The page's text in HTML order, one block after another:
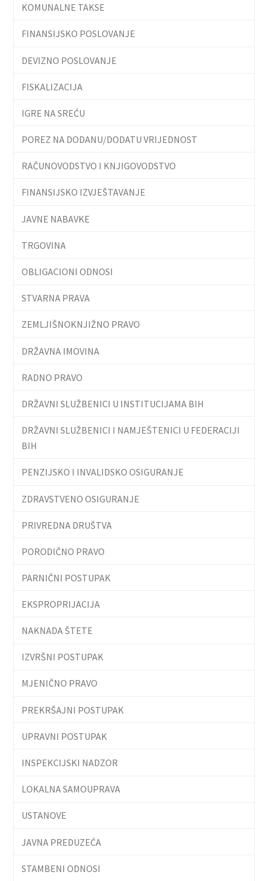
KOMUNALNE TAKSE
FINANSIJSKO POSLOVANJE
DEVIZNO POSLOVANJE
FISKALIZACIJA
IGRE NA SREĆU
POREZ NA DODANU/DODATU VRIJEDNOST
RAČUNOVODSTVO I KNJIGOVODSTVO
FINANSIJSKO IZVJEŠTAVANJE
JAVNE NABAVKE
TRGOVINA
OBLIGACIONI ODNOSI
STVARNA PRAVA
ZEMLJIŠNOKNJIŽNO PRAVO
DRŽAVNA IMOVINA
RADNO PRAVO
DRŽAVNI SLUŽBENICI U INSTITUCIJAMA BIH
DRŽAVNI SLUŽBENICI I NAMJEŠTENICI U FEDERACIJI
BIH
PENZIJSKO I INVALIDSKO OSIGURANJE
ZDRAVSTVENO OSIGURANJE
PRIVREDNA DRUŠTVA
PORODIČNO PRAVO
PARNIČNI POSTUPAK
EKSPROPRIJACIJA
NAKNADA ŠTETE
IZVRŠNI POSTUPAK
MJENIČNO PRAVO
PREKRŠAJNI POSTUPAK
UPRAVNI POSTUPAK
INSPEKCIJSKI NADZOR
LOKALNA SAMOUPRAVA
USTANOVE
JAVNA PREDUZEĆA
STAMBENI ODNOSI